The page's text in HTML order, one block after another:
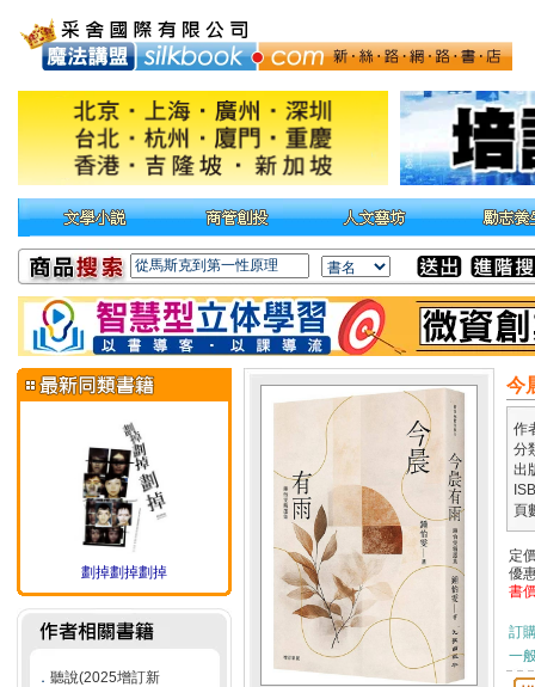
劃掉劃掉劃掉
． 聽說(2025增訂新
今
作
分
出
頁
定
優
書
訂
一